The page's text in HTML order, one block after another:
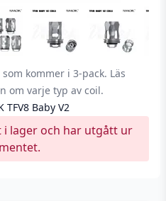
som kommer i 3-pack. Läs
om varje typ av coil.
TFV8 Baby V2
lager och har utgått ur